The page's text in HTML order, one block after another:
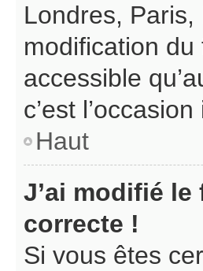
Londres, Paris,
modification
accessible
c’est
Haut
J’ai modifié
correcte !
Si vous êtes